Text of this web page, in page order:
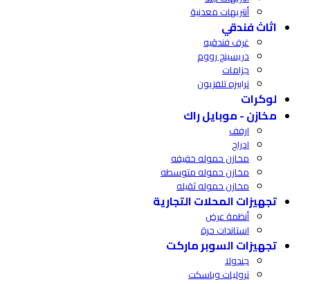
أنتريهات معدنية
اثاث فندقي
غرف فندقيه
دريسينج رووم
جزامات
ترابيزه تلفزيون
لوكرات
مخازن - موبايل راك
ارفف
ادراج
مخازن حموله خفيفه
مخازن حموله متوسطه
مخازن حموله ثقيله
تجهيزات المحلات التجارية
أنظمة عرض
استاندات حرة
تجهيزات السوبر ماركت
جندولا
تروليات وباسكت